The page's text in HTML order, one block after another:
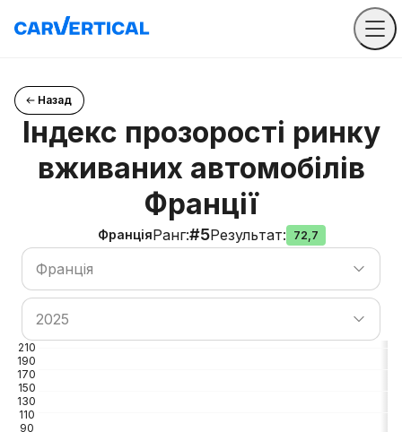
Назад
Індекс прозорості ринку
вживаних автомобілів
Франції
ФранціяРанг:#5Результат: 72,7
Пошук країни
Франція
Пошук країни
2025
210
190
170
150
130
110
90